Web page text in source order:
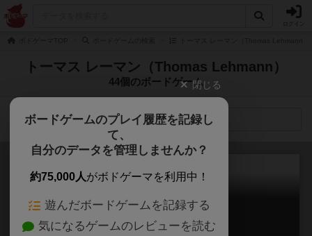
トーマス レーマン（Thomas Lehmann）
44個のボードゲーム
検索メニュー
王への請願
Um Krone und Kragen
閉じる
ボードゲームのプレイ履歴を記録し
て、
自分のデータを管理しませんか？
約75,000人がボドゲーマを利用中！
遊んだボードゲームを記録する
気になるゲームのレビューを読む